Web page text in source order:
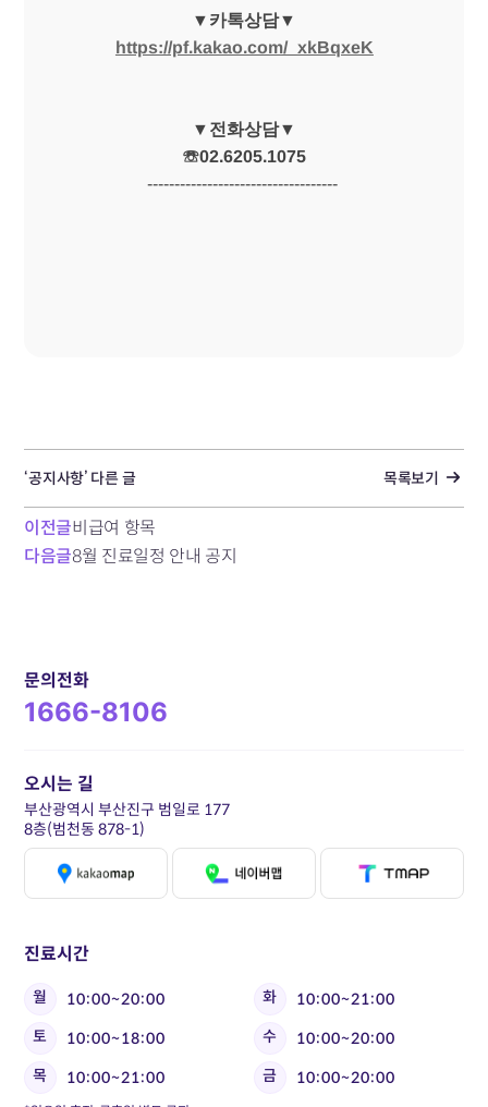
▼카톡상담▼
https://pf.kakao.com/_xkBqxeK
▼전화상담▼
☏02.6205.1075
-----------------------------------​
‘공지사항’ 다른 글 목록보기
이전글비급여 항목
다음글8월 진료일정 안내 공지
문의전화
1666-8106
진료시간
월 10:00~20:00 화
10:00~21:00
토
10:00~18:00 수
10:00~20:00
목
10:00~21:00 금 10:00~20:00
오시는 길
부산광역시 부산진구 범일로 177
8층(범천동 878-1)